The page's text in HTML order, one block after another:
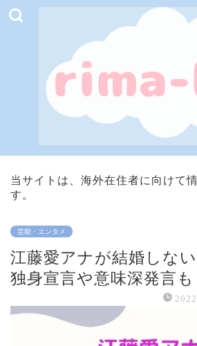
当サイトは、海外在住者に向けて
す。
芸能・エンタメ
江藤愛アナが結婚しな
独身宣言や意味深発言も